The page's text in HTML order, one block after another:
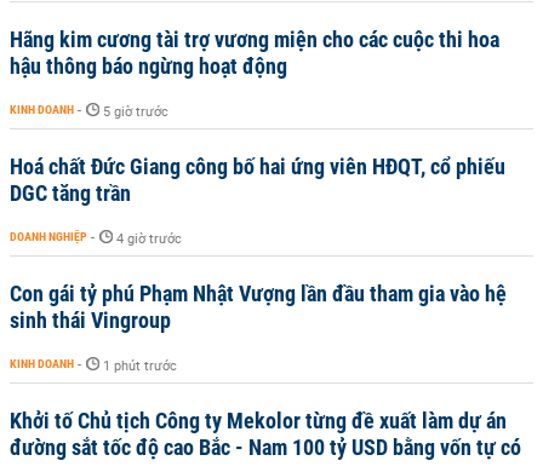
Hãng kim cương tài trợ vương miện cho các cuộc thi hoa
hậu thông báo ngừng hoạt động
KINH DOANH - 5 giờ trước
Hoá chất Đức Giang công bố hai ứng viên HĐQT, cổ phiếu
DGC tăng trần
DOANH NGHIỆP - 4 giờ trước
Con gái tỷ phú Phạm Nhật Vượng lần đầu tham gia vào hệ
sinh thái Vingroup
KINH DOANH - 1 phút trước
Khởi tố Chủ tịch Công ty Mekolor từng đề xuất làm dự án
đường sắt tốc độ cao Bắc - Nam 100 tỷ USD bằng vốn tự có